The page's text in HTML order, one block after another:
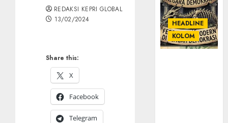
Share this:
X
Facebook
Telegram
REDAKSI KEPRI GLOBAL
13/02/2024
HEADLINE
KOLOM